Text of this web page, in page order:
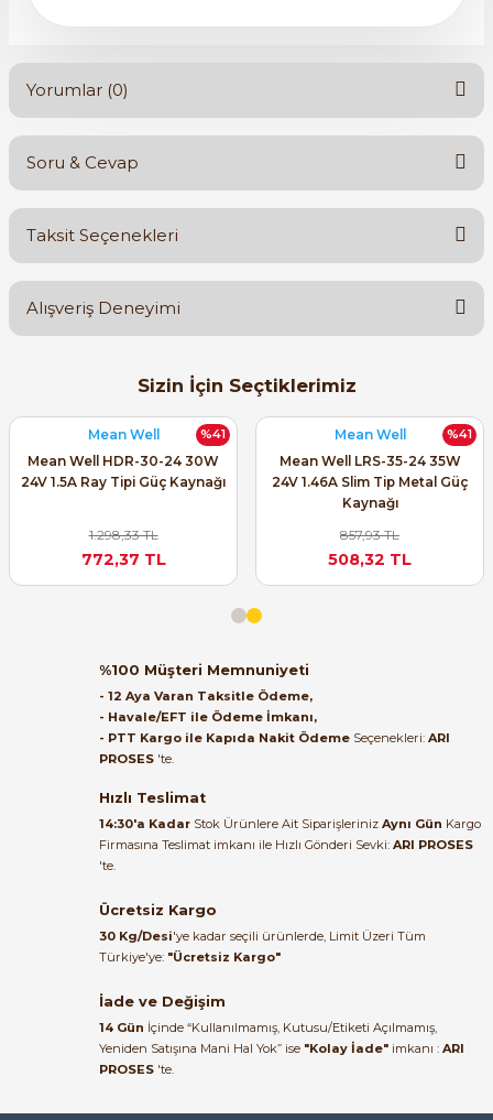
Yorumlar (0)
Bu ürüne ilk yorumu siz yapın!
Soru & Cevap
Ürün hakkında henüz soru sorulmamış.
Taksit Seçenekleri
Alışveriş Deneyimi
Orijinal kutusuyla ertesi gün
ulaştı elimize. Teşekkürler.
B... A... | 27/06/2026
Satıcı ilgili ve çok yardım severdi
alakası için teşekkür ederim
muhammed demirci |
22/06/2026
ulaştı. Paketleme özenliydi,
alışveriş sürecinden memnun
Kemal Toktaş | 20/06/2026
Alışveriş süreci de hızlı ve
problemsiz geçti.
Kemal Toktaş | 20/06/2026
Havale ile odeme yaptim ve
tedirgindim ama saticinin
sonrasindaki iletisim ve
memnun kaldim. Kesinlikle
tavsiye ederim.
mehidin tahsin | 20/06/2026
Sizin İçin Seçtiklerimiz
%41
Mean Well
Mean Well HDR-30-24 30W
24V 1.5A Ray Tipi Güç Kaynağı
1.298,33 TL
772,37 TL
%41
Mean Well
Mean Well LRS-35-24 35W
24V 1.46A Slim Tip Metal Güç
Kaynağı
857,93 TL
508,32 TL
%100 Müşteri Memnuniyeti
- 12 Aya Varan Taksitle Ödeme,
- Havale/EFT ile Ödeme İmkanı,
- PTT Kargo ile Kapıda Nakit Ödeme Seçenekleri: ARI
PROSES 'te.
Hızlı Teslimat
14:30'a Kadar Stok Ürünlere Ait Siparişleriniz Aynı Gün Kargo
Firmasına Teslimat imkanı ile Hızlı Gönderi Sevki: ARI PROSES
'te.
Ücretsiz Kargo
30 Kg/Desi'ye kadar seçili ürünlerde, Limit Üzeri Tüm
Türkiye'ye: "Ücretsiz Kargo"
İade ve Değişim
14 Gün İçinde “Kullanılmamış, Kutusu/Etiketi Açılmamış,
Yeniden Satışına Mani Hal Yok” ise "Kolay İade" imkanı : ARI
PROSES 'te.